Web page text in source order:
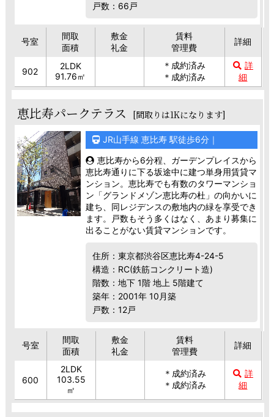
戸数：66戸
号室
間取
面積
敷金
礼金
賃料
管理費
詳細
902
2LDK
91.76㎡
＊成約済み
＊成約済み
詳
細
恵比寿パークテラス [間取りは1Kになります]
JR山手線 恵比寿 駅徒歩6分｜
恵比寿から6分程、ガーデンプレイスから
恵比寿通りに下る坂途中に建つ単身用賃貸マ
ンション。恵比寿でも有数のタワーマンショ
ン「グランドメゾン恵比寿の杜」の向かいに
建ち、同レジデンスの敷地内の緑を享受でき
ます。戸数もそう多くはなく、あまり募集に
出ることがない賃貸マンションです。
住所：東京都渋谷区恵比寿4-24-5
構造：RC(鉄筋コンクリート造)
階数：地下 1階 地上 5階建て
築年：2001年 10月築
戸数：12戸
号室
間取
面積
敷金
礼金
賃料
管理費
詳細
600
2LDK
103.55
㎡
＊成約済み
＊成約済み
詳
細